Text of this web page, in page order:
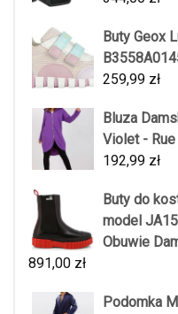
Buty Geox
259,99 zł
Bluza
Violet -
192,99 zł
Buty do
model
Obuwie
891,00 zł
Podomka